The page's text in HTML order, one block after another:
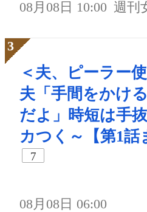
08月08日 10:00 週刊
＜夫、ピーラー
夫「手間をかけ
だよ」時短は手
カつく～【第1話
7
08月08日 06:00